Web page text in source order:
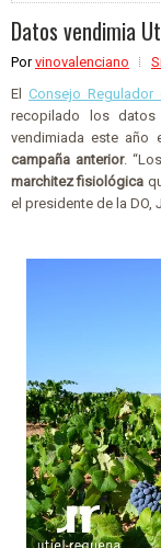
Datos vendimia
Porvinovalenciano
El Consejo Regulador
recopilado los
vendimiada este año
campaña anterior.
marchitez fisiológica
el presidente de la DO,